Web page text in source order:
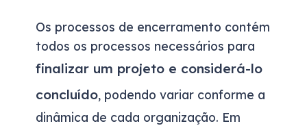
Os processos de encerramento contém
todos os processos necessários para
finalizar um projeto e considerá-lo
concluído, podendo variar conforme a
dinâmica de cada organização. Em